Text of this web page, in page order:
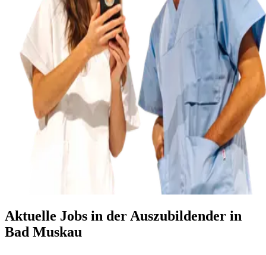
Aktuelle Jobs in der Auszubildender in
Bad Muskau